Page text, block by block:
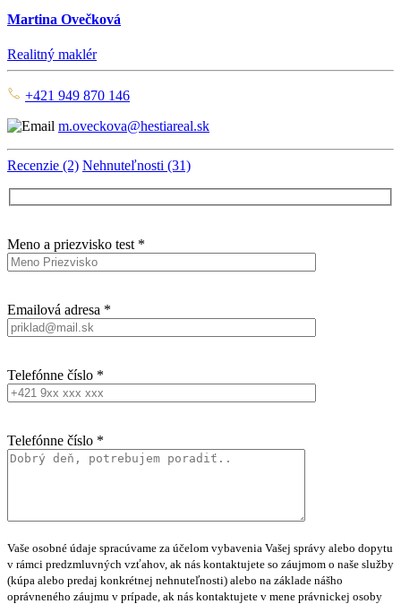
Martina Ovečková
Realitný maklér
+421 949 870 146
m.oveckova@hestiareal.sk
Recenzie (2) Nehnuteľnosti (31)
Meno a priezvisko test *
Emailová adresa *
Telefónne číslo *
Telefónne číslo *
Vaše osobné údaje spracúvame za účelom vybavenia Vašej správy alebo dopytu
v rámci predzmluvných vzťahov, ak nás kontaktujete so záujmom o naše služby
(kúpa alebo predaj konkrétnej nehnuteľnosti) alebo na základe nášho
oprávneného záujmu v prípade, ak nás kontaktujete v mene právnickej osoby